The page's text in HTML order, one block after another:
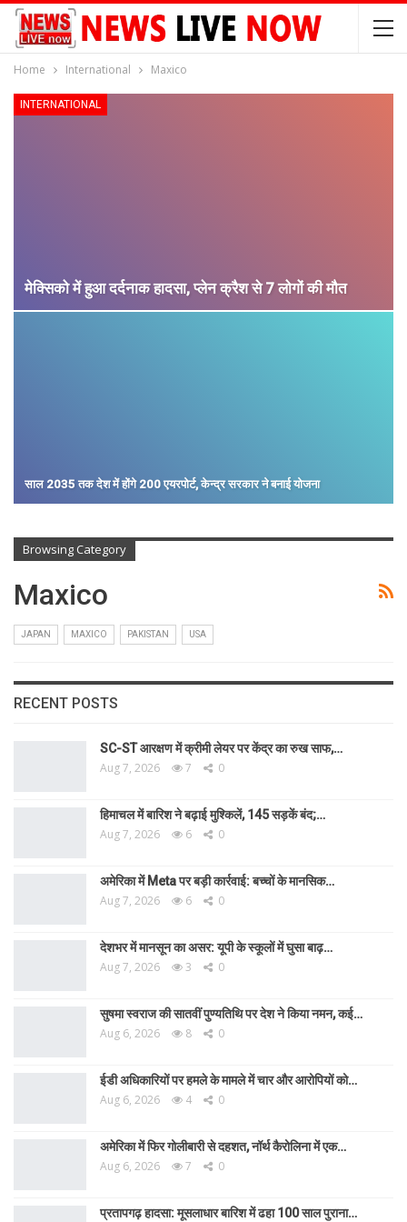
Home International Maxico
INTERNATIONAL
मेक्सिको में हुआ दर्दनाक हादसा, प्लेन क्रैश से 7 लोगों की मौत
साल 2035 तक देश में होंगे 200 एयरपोर्ट, केन्द्र सरकार ने बनाई योजना
Browsing Category
Maxico
JAPAN MAXICO PAKISTAN USA
RECENT POSTS
SC-ST आरक्षण में क्रीमी लेयर पर केंद्र का रुख साफ,…
Aug 7, 2026 7 0
हिमाचल में बारिश ने बढ़ाई मुश्किलें, 145 सड़कें बंद;…
Aug 7, 2026 6 0
अमेरिका में Meta पर बड़ी कार्रवाई: बच्चों के मानसिक…
Aug 7, 2026 6 0
देशभर में मानसून का असर: यूपी के स्कूलों में घुसा बाढ़…
Aug 7, 2026 3 0
सुषमा स्वराज की सातवीं पुण्यतिथि पर देश ने किया नमन, कई…
Aug 6, 2026 8 0
ईडी अधिकारियों पर हमले के मामले में चार और आरोपियों को…
Aug 6, 2026 4 0
अमेरिका में फिर गोलीबारी से दहशत, नॉर्थ कैरोलिना में एक…
Aug 6, 2026 7 0
प्रतापगढ़ हादसा: मूसलाधार बारिश में ढहा 100 साल पुराना…